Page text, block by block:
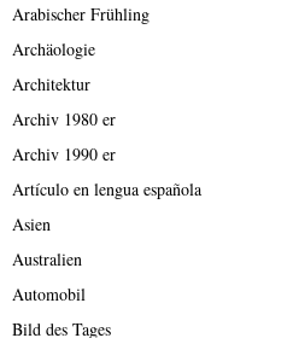
Arabischer Frühling
Archäologie
Architektur
Archiv 1980 er
Archiv 1990 er
Artículo en lengua española
Asien
Australien
Automobil
Bild des Tages